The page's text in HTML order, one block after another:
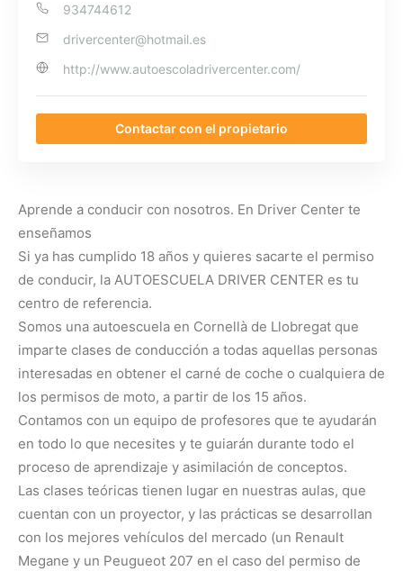
934744612
drivercenter@hotmail.es
http://www.autoescoladrivercenter.com/
Contactar con el propietario
Aprende a conducir con nosotros. En Driver Center te
enseñamos
Si ya has cumplido 18 años y quieres sacarte el permiso
de conducir, la AUTOESCUELA DRIVER CENTER es tu
centro de referencia.
Somos una autoescuela en Cornellà de Llobregat que
imparte clases de conducción a todas aquellas personas
interesadas en obtener el carné de coche o cualquiera de
los permisos de moto, a partir de los 15 años.
Contamos con un equipo de profesores que te ayudarán
en todo lo que necesites y te guiarán durante todo el
proceso de aprendizaje y asimilación de conceptos.
Las clases teóricas tienen lugar en nuestras aulas, que
cuentan con un proyector, y las prácticas se desarrollan
con los mejores vehículos del mercado (un Renault
Megane y un Peugueot 207 en el caso del permiso de